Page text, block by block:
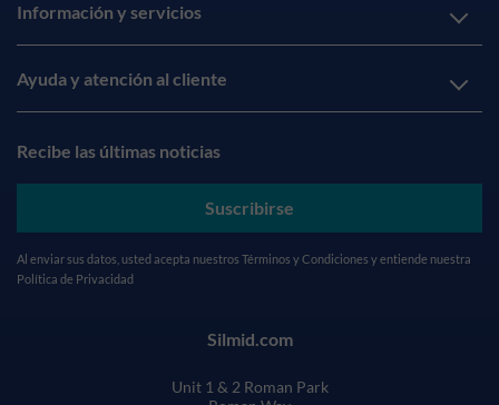
Información y servicios
Ayuda y atención al cliente
Recibe las últimas noticias
Suscribirse
Al enviar sus datos, usted acepta nuestros Términos y Condiciones y entiende nuestra
Política de Privacidad
Silmid.com
Unit 1 & 2 Roman Park